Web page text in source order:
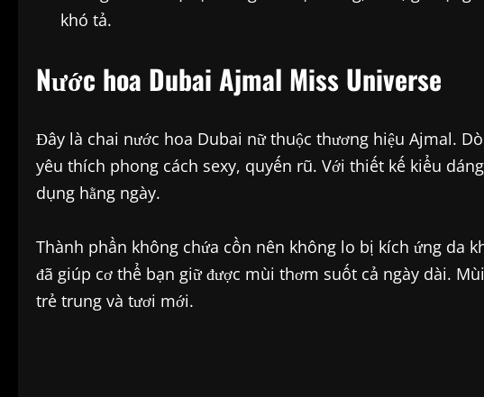
khó tả.
Nước hoa Dubai Ajmal Miss Universe
Đây là chai nước hoa Dubai nữ thuộc thương hiệu Ajmal.
yêu thích phong cách sexy, quyến rũ. Với thiết kế kiểu
dụng hằng ngày.
Thành phần không chứa cồn nên không lo bị kích ứng da
đã giúp cơ thể bạn giữ được mùi thơm suốt cả ngày dài.
trẻ trung và tươi mới.